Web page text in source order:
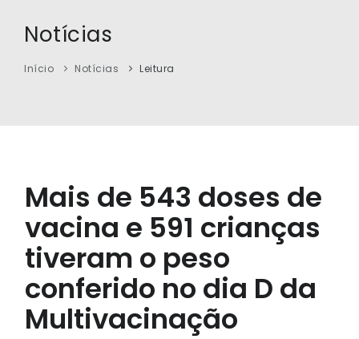
CONTATO
Notícias
Início Notícias Leitura
Mais de 543 doses de
vacina e 591 crianças
tiveram o peso
conferido no dia D da
Multivacinação